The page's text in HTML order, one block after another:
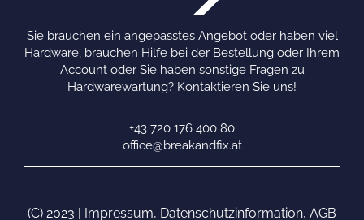
Sie brauchen ein angepasstes Angebot oder haben viel
Hardware, brauchen Hilfe bei der Bestellung oder Ihrem
Account oder Sie haben sonstige Fragen zu
Hardwarewartung? Kontaktieren Sie uns!
+43 720 176 400 80
office@breakandfix.at
(C) 2023 | Impressum, Datenschutzinformation, AGB